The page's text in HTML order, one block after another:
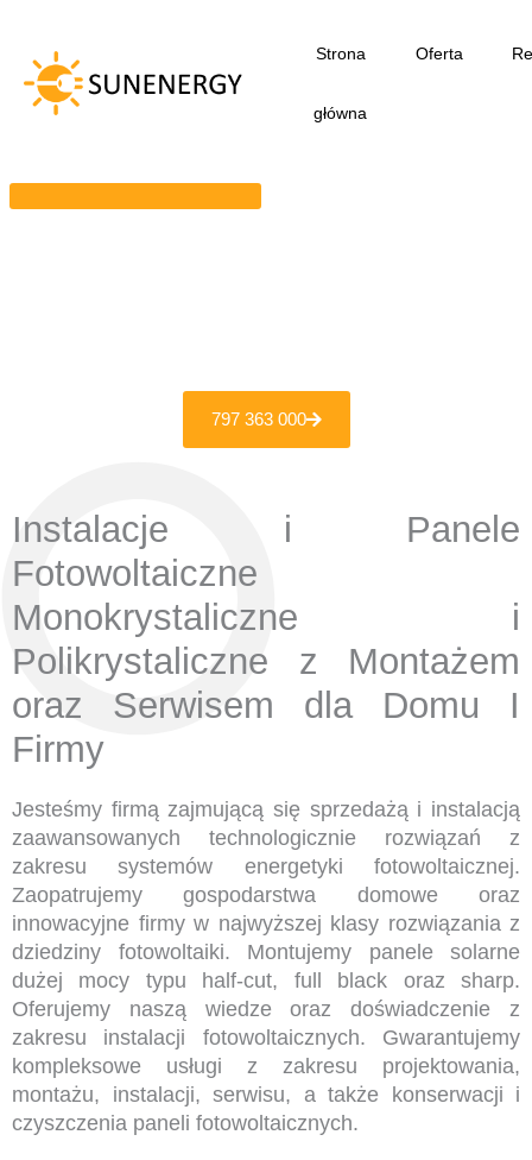
treści
Strona
główna
Oferta
797 363 000
Instalacje i Panele
Fotowoltaiczne
Monokrystaliczne i
Polikrystaliczne z Montażem
oraz Serwisem dla Domu I
Firmy
Jesteśmy firmą zajmującą się sprzedażą i instalacją
zaawansowanych technologicznie rozwiązań z
zakresu systemów energetyki fotowoltaicznej.
Zaopatrujemy gospodarstwa domowe oraz
innowacyjne firmy w najwyższej klasy rozwiązania z
dziedziny fotowoltaiki. Montujemy panele solarne
dużej mocy typu half-cut, full black oraz sharp.
Oferujemy naszą wiedze oraz doświadczenie z
zakresu instalacji fotowoltaicznych. Gwarantujemy
kompleksowe usługi z zakresu projektowania,
montażu, instalacji, serwisu, a także konserwacji i
czyszczenia paneli fotowoltaicznych.